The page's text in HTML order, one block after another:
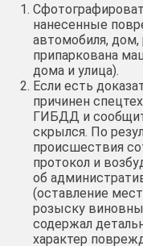
нанесенные
автомобиля,
припаркована
дома и улица).
Если есть
причинен
ГИБДД и
скрылся. По
происшествия
протокол и
об
(оставление
розыску
содержал
характер